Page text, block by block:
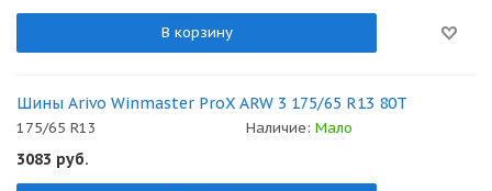
В корзину
Шины Arivo Winmaster ProX ARW 3 175/65 R13 80T
175/65 R13 Наличие: Мало
3083 руб.